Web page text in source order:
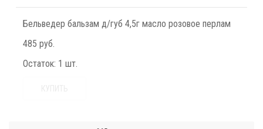
Бельведер бальзам д/губ 4,5г масло розовое перлам
485 руб.
Остаток: 1 шт.